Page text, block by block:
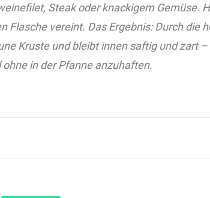
Steak oder knackigem Gemüse.
Flasche vereint. Das Ergebnis: Durch die
Kruste und bleibt innen saftig und zart
in der Pfanne anzuhaften.